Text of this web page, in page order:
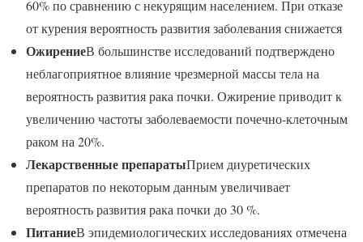
60% по сравнению с некурящим населением. При отказе
от курения вероятность развития заболевания снижается
ОжирениеВ большинстве исследований подтверждено
неблагоприятное влияние чрезмерной массы тела на
вероятность развития рака почки. Ожирение приводит к
увеличению частоты заболеваемости почечно-клеточным
раком на 20%.
Лекарственные препаратыПрием диуретических
препаратов по некоторым данным увеличивает
вероятность развития рака почки до 30 %.
ПитаниеВ эпидемиологических исследованиях отмечена